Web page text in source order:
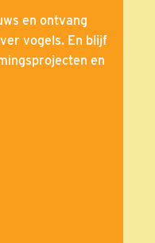
en ontvang
vogels. En blijf
en